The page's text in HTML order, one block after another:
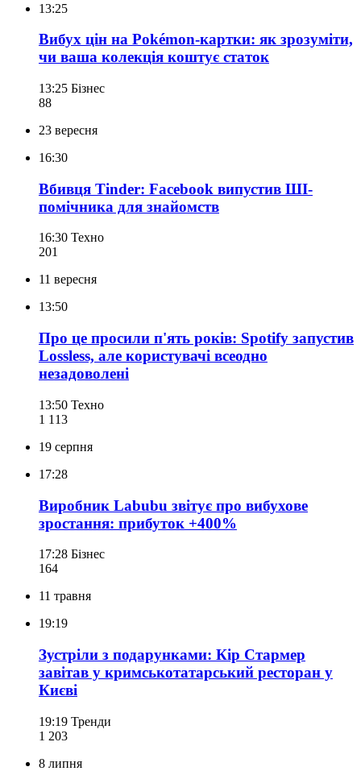
13:25
Вибух цін на Pokémon-картки: як зрозуміти,
чи ваша колекція коштує статок
13:25 Бізнес
88
23 вересня
16:30
Вбивця Tinder: Facebook випустив ШІ-
помічника для знайомств
16:30 Техно
201
11 вересня
13:50
Про це просили п'ять років: Spotify запустив
Lossless, але користувачі всеодно
незадоволені
13:50 Техно
1 113
19 серпня
17:28
Виробник Labubu звітує про вибухове
зростання: прибуток +400%
17:28 Бізнес
164
11 травня
19:19
Зустріли з подарунками: Кір Стармер
завітав у кримськотатарський ресторан у
Києві
19:19 Тренди
1 203
8 липня